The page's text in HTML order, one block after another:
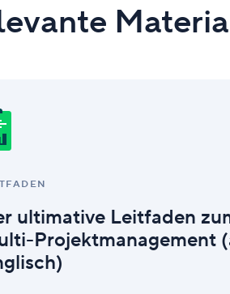
ultimative Leitfaden
Projektmanagement